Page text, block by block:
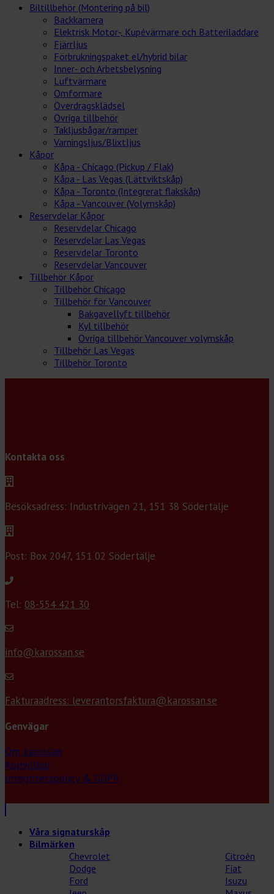
Biltillbehör (Montering på bil)
Backkamera
Elektrisk Motor-, Kupévärmare och Batteriladdare
Fjärrljus
Förbrukningspaket el/hybrid bilar
Inner- och Arbetsbelysning
Luftvärmare
Omformare
Överdragsklädsel
Övriga tillbehör
Takljusbågar/ramper
Varningsljus/Blixtljus
Kåpor
Kåpa - Chicago (Pickup / Flak)
Kåpa - Las Vegas (Lättviktskåp)
Kåpa - Toronto (Integrerat flakskåp)
Kåpa - Vancouver (Volymskåp)
Reservdelar Kåpor
Reservdelar Chicago
Reservdelar Las Vegas
Reservdelar Toronto
Reservdelar Vancouver
Tillbehör Kåpor
Tillbehör Chicago
Tillbehör för Vancouver
Bakgavellyft tillbehör
Kyl tillbehör
Övriga tillbehör Vancouver volymskåp
Tillbehör Las Vegas
Tillbehör Toronto
Kontakta oss
Besöksadress: Industrivägen 21, 151 38 Södertälje
Post: Box 2047, 151 02 Södertälje
Tel: 08-554 421 30
info@karossan.se
Fakturaadress: leverantorsfaktura@karossan.se
Genvägar
Om karossan
Köpvillkor
Integritetspolicy & GDPR
Våra signaturskåp
Bilmärken
Chevrolet
Citroèn
Dodge
Fiat
Ford
Isuzu